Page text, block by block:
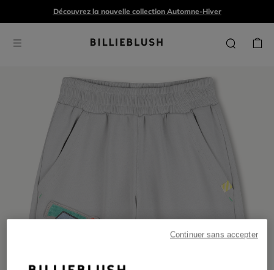
Découvrez la nouvelle collection Automne-Hiver
Continuer sans accepter